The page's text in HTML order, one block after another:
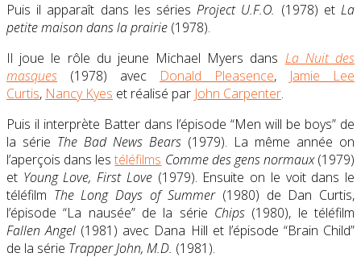
Puis il apparaît dans les sériesProject U.F.O. (1978) etLa
petite maison dans la prairie (1978).
Il joue le rôle du jeune Michael Myers dans La Nuit des
masques (1978) avec Donald Pleasence, Jamie Lee
Curtis, Nancy Kyes et réalisé par John Carpenter.
Puis il interprète Batter dans l’épisode “Men will be boys” de
la série The Bad News Bears (1979). La même année on
l’aperçois dans lestéléfilms Comme des gens normaux(1979)
et Young Love, First Love(1979). Ensuite on le voit dans le
téléfilm The Long Days of Summer(1980) de Dan Curtis,
l’épisode “La nausée” de la série Chips (1980), le téléfilm
Fallen Angel (1981) avec Dana Hill et l’épisode “Brain Child”
de la série Trapper John, M.D. (1981).